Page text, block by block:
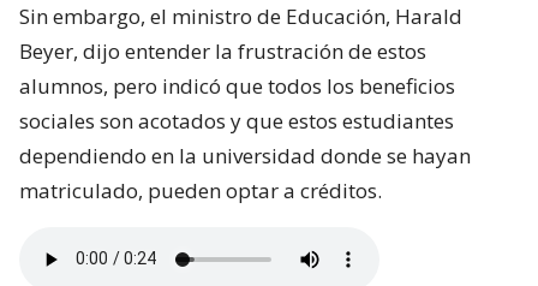
Sin embargo, el ministro de Educación, Harald
Beyer, dijo entender la frustración de estos
alumnos, pero indicó que todos los beneficios
sociales son acotados y que estos estudiantes
dependiendo en la universidad donde se hayan
matriculado, pueden optar a créditos.